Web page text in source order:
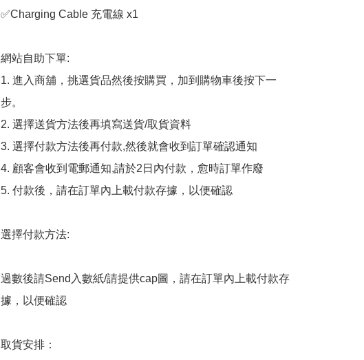
✅Charging Cable 充電線 x1
網站自助下單:
1. 進入商舖，挑選貨品然後按購買，加到購物車後按下一
步。
2. 選擇送貨方法後再填寫送貨/取貨資料
3. 選擇付款方法後再付款,然後就會收到訂單確認通知
4. 顧客會收到電郵通知,請於2日內付款，愈時訂單作廢
5. 付款後，請在訂單內上載付款存據，以便確認
選擇付款方法:
過數後請Send入數紙/請提供cap圖，請在訂單內上載付款存
據，以便確認
取貨安排：